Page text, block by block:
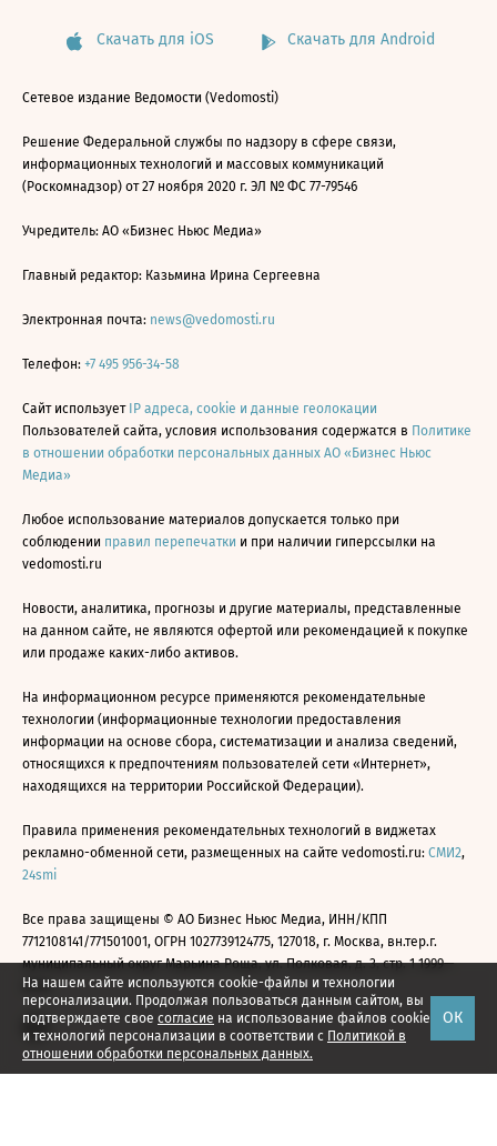
На нашем сайте используются cookie-файлы и технологии
персонализации. Продолжая пользоваться данным сайтом, вы
подтверждаете свое согласие на использование файлов cookie
и технологий персонализации в соответствии с Политикой в
отношении обработки персональных данных.
ОК
Скачать для iOS Скачать для Android
Сетевое издание Ведомости (Vedomosti)
Решение Федеральной службы по надзору в сфере связи,
информационных технологий и массовых коммуникаций
(Роскомнадзор) от 27 ноября 2020 г. ЭЛ № ФС 77-79546
Учредитель: АО «Бизнес Ньюс Медиа»
Главный редактор: Казьмина Ирина Сергеевна
Электронная почта: news@vedomosti.ru
Телефон: +7 495 956-34-58
Сайт использует IP адреса, cookie и данные геолокации
Пользователей сайта, условия использования содержатся в Политике
в отношении обработки персональных данных АО «Бизнес Ньюс
Медиа»
Любое использование материалов допускается только при
соблюдении правил перепечатки и при наличии гиперссылки на
vedomosti.ru
Новости, аналитика, прогнозы и другие материалы, представленные
на данном сайте, не являются офертой или рекомендацией к покупке
или продаже каких-либо активов.
На информационном ресурсе применяются рекомендательные
технологии (информационные технологии предоставления
информации на основе сбора, систематизации и анализа сведений,
относящихся к предпочтениям пользователей сети «Интернет»,
находящихся на территории Российской Федерации).
Правила применения рекомендательных технологий в виджетах
рекламно-обменной сети, размещенных на сайте vedomosti.ru: СМИ2,
24smi
Все права защищены © АО Бизнес Ньюс Медиа, ИНН/КПП
7712108141/771501001, ОГРН 1027739124775, 127018, г. Москва, вн.тер.г.
муниципальный округ Марьина Роща, ул. Полковая, д. 3, стр. 1 1999—
2026